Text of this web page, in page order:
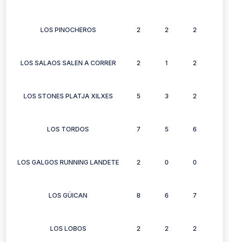
LOS PINOCHEROS 2 2 2
LOS SALAOS SALEN A CORRER 2 1 2
LOS STONES PLATJA XILXES 5 3 2
LOS TORDOS 7 5 6
LOS GALGOS RUNNING LANDETE 2 0 0
LOS GÜICAN 8 6 7
LOS LOBOS 2 2 2